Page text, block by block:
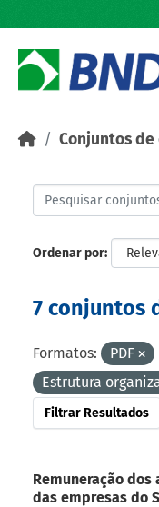
Conjuntos de
Ordenar por
7 conjuntos
Formatos: PDF
Estrutura
Filtrar Resultados
Remuneração
das empresas do